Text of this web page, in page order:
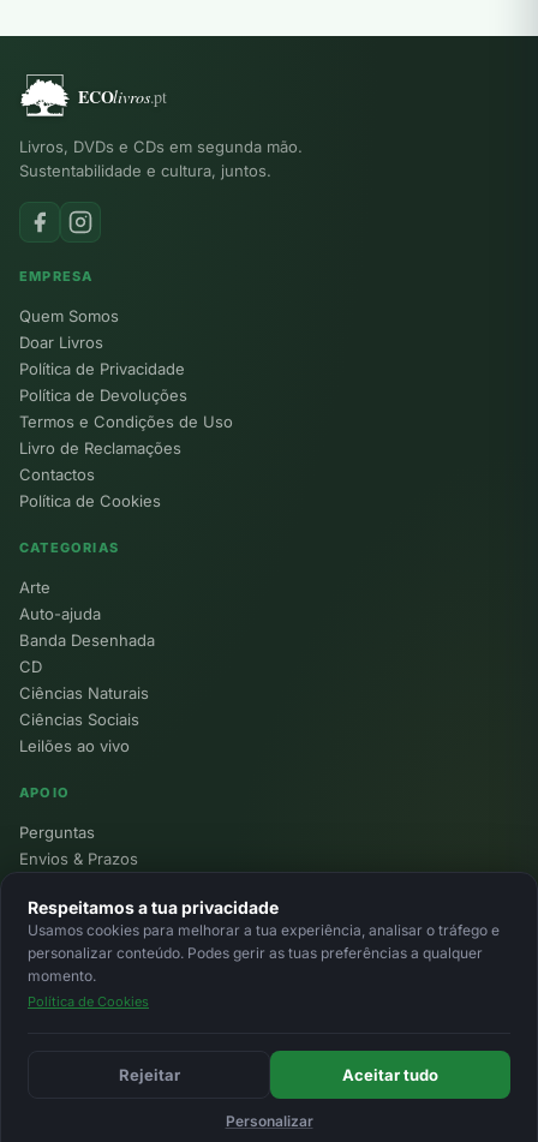
Livros, DVDs e CDs em segunda mão.
Sustentabilidade e cultura, juntos.
EMPRESA
Quem Somos
Doar Livros
Política de Privacidade
Política de Devoluções
Termos e Condições de Uso
Livro de Reclamações
Contactos
Política de Cookies
CATEGORIAS
Arte
Auto-ajuda
Banda Desenhada
CD
Ciências Naturais
Ciências Sociais
Leilões ao vivo
APOIO
Perguntas
Envios & Prazos
Devoluções
Minha Conta
© 2026 Ecolivros. Todos os direitos reservados.
Respeitamos a tua privacidade
Usamos cookies para melhorar a tua experiência, analisar o tráfego e
personalizar conteúdo. Podes gerir as tuas preferências a qualquer
momento.
Política de Cookies
Personalizar
Rejeitar Aceitar tudo